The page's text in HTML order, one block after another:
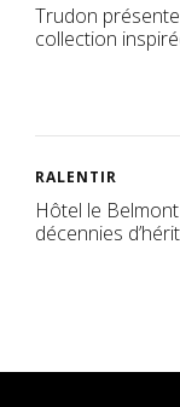
Trudon
collection
RALENTIR
Hôtel le
décennies